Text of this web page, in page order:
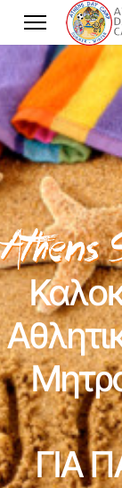
ΓΙΑ